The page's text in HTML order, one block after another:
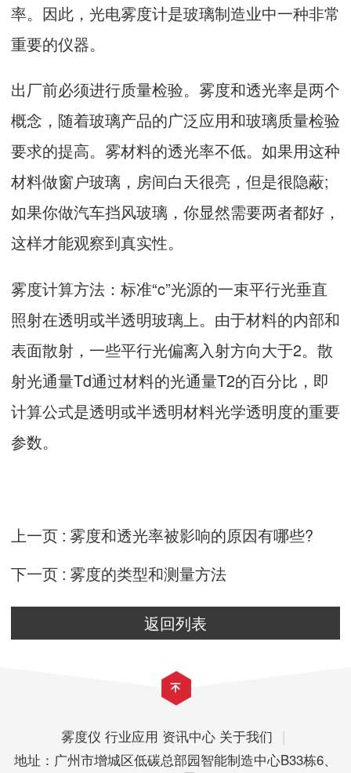
率。因此，光电雾度计是玻璃制造业中一种非常
重要的仪器。
出厂前必须进行质量检验。雾度和透光率是两个
概念，随着玻璃产品的广泛应用和玻璃质量检验
要求的提高。雾材料的透光率不低。如果用这种
材料做窗户玻璃，房间白天很亮，但是很隐蔽;
如果你做汽车挡风玻璃，你显然需要两者都好，
这样才能观察到真实性。
雾度计算方法：标准“c”光源的一束平行光垂直
照射在透明或半透明玻璃上。由于材料的内部和
表面散射，一些平行光偏离入射方向大于2。散
射光通量Td通过材料的光通量T2的百分比，即
计算公式是透明或半透明材料光学透明度的重要
参数。
上一页 : 雾度和透光率被影响的原因有哪些?
下一页 : 雾度的类型和测量方法
返回列表
雾度仪 行业应用 资讯中心 关于我们
|
地址：广州市增城区低碳总部园智能制造中心B33栋6、